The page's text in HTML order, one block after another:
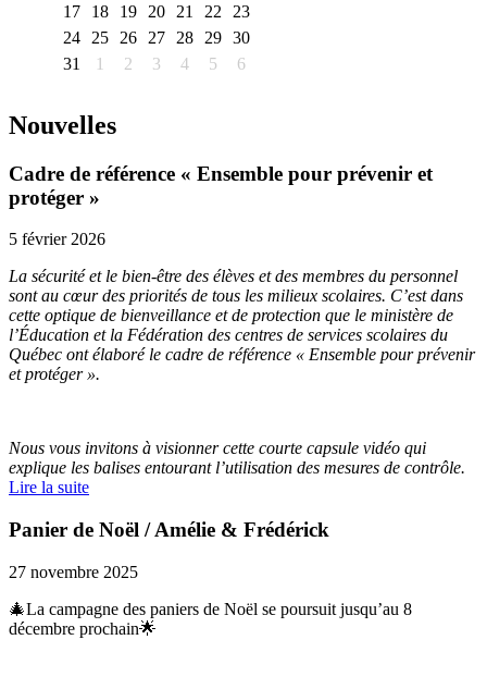
17
18 19 20 21 22
23
24
25 26 27 28 29 30
31
1 2 3 4 5 6
Nouvelles
Cadre de référence « Ensemble pour prévenir et
protéger »
5 février 2026
La sécurité et le bien-être des élèves et des membres du personnel
sont au cœur des priorités de tous les milieux scolaires. C’est dans
cette optique de bienveillance et de protection que le ministère de
l’Éducation et la Fédération des centres de services scolaires du
Québec ont élaboré le cadre de référence « Ensemble pour prévenir
et protéger ».
Nous vous invitons à visionner cette courte capsule vidéo qui
explique les balises entourant l’utilisation des mesures de contrôle.
Lire la suite
Panier de Noël / Amélie & Frédérick
27 novembre 2025
🎄La campagne des paniers de Noël se poursuit jusqu’au 8
décembre prochain🌟